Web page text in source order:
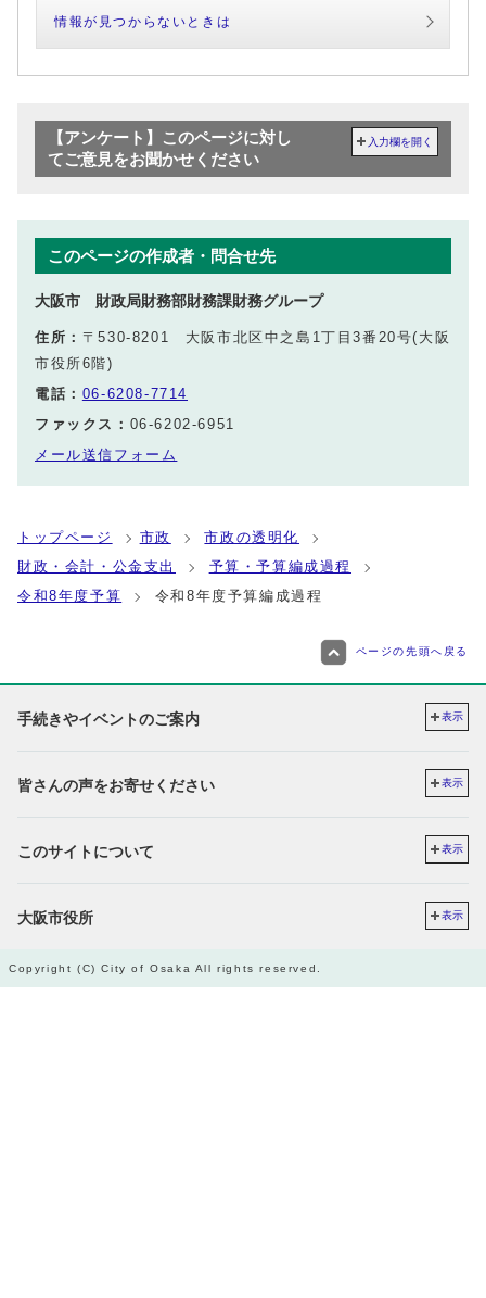
情報が見つからないときは
【アンケート】このページに対し
てご意見をお聞かせください
入力欄を開く
このページの作成者・問合せ先
大阪市 財政局財務部財務課財務グループ
住所： 〒530-8201 大阪市北区中之島1丁目3番20号(大阪
市役所6階)
電話： 06-6208-7714
ファックス： 06-6202-6951
メール送信フォーム
トップページ 市政
市政の透明化
財政・会計・公金支出
予算・予算編成過程
令和8年度予算
令和8年度予算編成過程
ページの先頭へ戻る
手続きやイベントのご案内 表示
皆さんの声をお寄せください 表示
このサイトについて 表示
大阪市役所 表示
Copyright (C) City of Osaka All rights reserved.